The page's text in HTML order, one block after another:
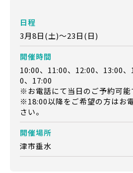
日程
3月8日(土)～23日(日)
開催時間
10:00、11:00、12:00、13:00
0、17:00
※お電話にて当日のご予約可能
※18:00以降をご希望の方はお
さい。
開催場所
津市垂水